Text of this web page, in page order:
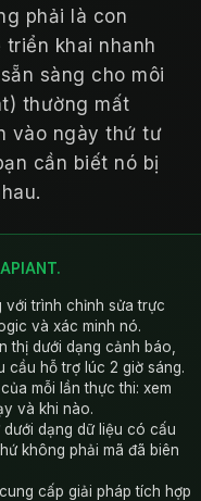
phải là con
khai nhanh
sàng cho môi
thường mất
vào ngày thứ tư
cần biết nó bị
với trình chỉnh sửa trực
và xác minh nó.
thị dưới dạng cảnh báo,
cầu hỗ trợ lúc 2 giờ sáng.
mỗi lần thực thi: xem
và khi nào.
dạng dữ liệu có cấu
không phải mã đã biên
cấp giải pháp tích hợp